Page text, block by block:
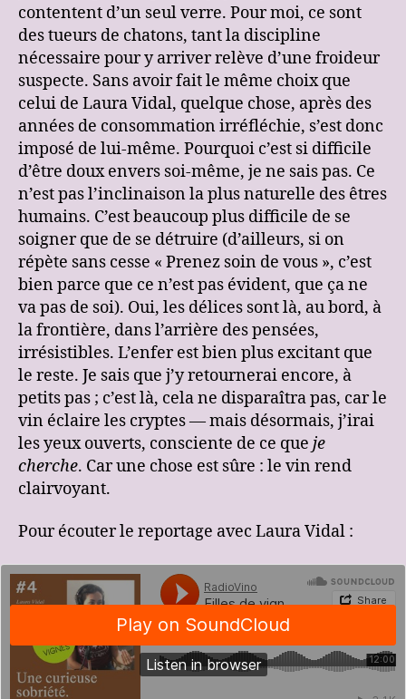
contentent d’un seul verre. Pour moi, ce sont
des tueurs de chatons, tant la discipline
nécessaire pour y arriver relève d’une froideur
suspecte. Sans avoir fait le même choix que
celui de Laura Vidal, quelque chose, après des
années de consommation irréfléchie, s’est donc
imposé de lui-même. Pourquoi c’est si difficile
d’être doux envers soi-même, je ne sais pas. Ce
n’est pas l’inclinaison la plus naturelle des êtres
humains. C’est beaucoup plus difficile de se
soigner que de se détruire (d’ailleurs, si on
répète sans cesse « Prenez soin de vous », c’est
bien parce que ce n’est pas évident, que ça ne
va pas de soi). Oui, les délices sont là, au bord, à
la frontière, dans l’arrière des pensées,
irrésistibles. L’enfer est bien plus excitant que
le reste. Je sais que j’y retournerai encore, à
petits pas ; c’est là, cela ne disparaîtra pas, car le
vin éclaire les cryptes — mais désormais, j’irai
les yeux ouverts, consciente de ce que je
cherche. Car une chose est sûre : le vin rend
clairvoyant.
Pour écouter le reportage avec Laura Vidal :